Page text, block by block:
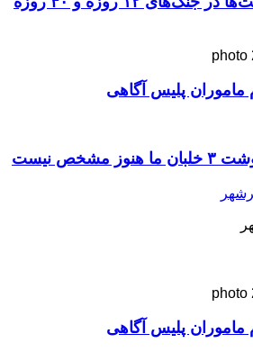
ماموران پلیس آگاهی
نیست
ماموران پلیس آگاهی